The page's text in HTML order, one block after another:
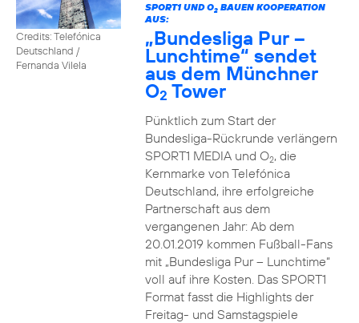
Credits: Telefónica
Deutschland /
Fernanda Vilela
SPORT1 UND O2BAUEN KOOPERATION
AUS:
„Bundesliga Pur –
Lunchtime“ sendet
aus dem Münchner
O2 Tower
Pünktlich zum Start der
Bundesliga-Rückrunde verlängern
SPORT1 MEDIA und O2, die
Kernmarke von Telefónica
Deutschland, ihre erfolgreiche
Partnerschaft aus dem
vergangenen Jahr: Ab dem
20.01.2019 kommen Fußball-Fans
mit „Bundesliga Pur – Lunchtime“
voll auf ihre Kosten. Das SPORT1
Format fasst die Highlights der
Freitag- und Samstagspiele